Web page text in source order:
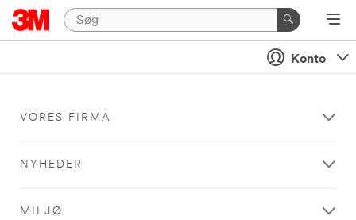
Konto
VORES FIRMA
NYHEDER
MILJØ